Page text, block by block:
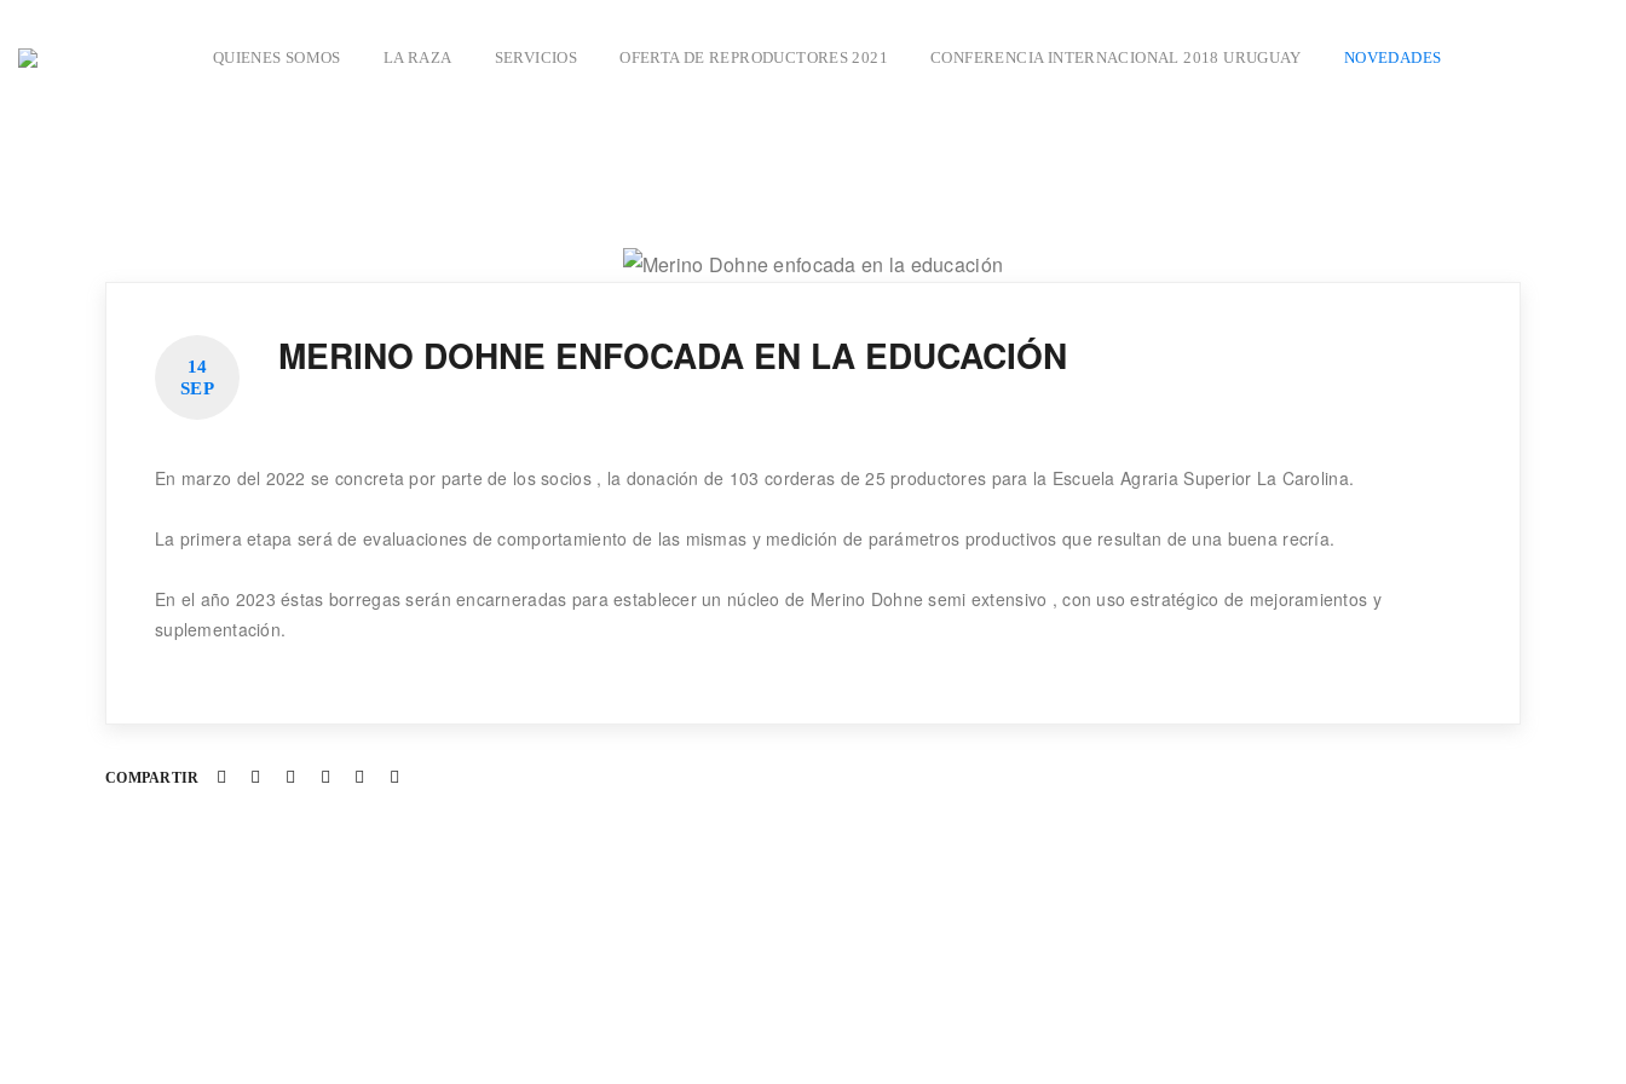
QUIENES SOMOS LA RAZA SERVICIOS OFERTA DE REPRODUCTORES 2021 CONFERENCIA INTERNACIONAL 2018 URUGUAY NOVEDADES
14
SEP
MERINO DOHNE ENFOCADA EN LA EDUCACIÓN
En marzo del 2022 se concreta por parte de los socios , la donación de 103 corderas de 25 productores para la Escuela Agraria Superior La Carolina.
La primera etapa será de evaluaciones de comportamiento de las mismas y medición de parámetros productivos que resultan de una buena recría.
En el año 2023 éstas borregas serán encarneradas para establecer un núcleo de Merino Dohne semi extensivo , con uso estratégico de mejoramientos y
suplementación.
COMPARTIR